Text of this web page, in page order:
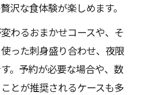
沢な食体験が楽しめます。
わるおまかせコースや、そ
った刺身盛り合わせ、夜限
。予約が必要な場合や、数
とが推奨されるケースも多